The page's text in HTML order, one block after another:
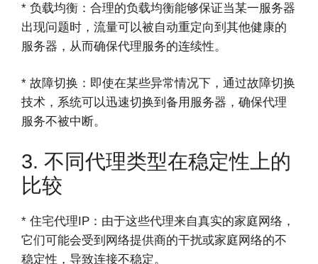
* 负载均衡：合理的负载均衡能够保证当某一服务器
出现问题时，流量可以被自动重定向到其他健康的
服务器，从而确保代理服务的连续性。
* 故障切换：即使在某些异常情况下，通过故障切换
技术，系统可以迅速切换到备用服务器，确保代理
服务不被中断。
3. 不同代理类型在稳定性上的
比较
* 住宅代理IP：由于这些代理来自真实的家庭网络，
它们可能会受到网络提供商的干扰或家庭网络的不
稳定性，导致连接不稳定。